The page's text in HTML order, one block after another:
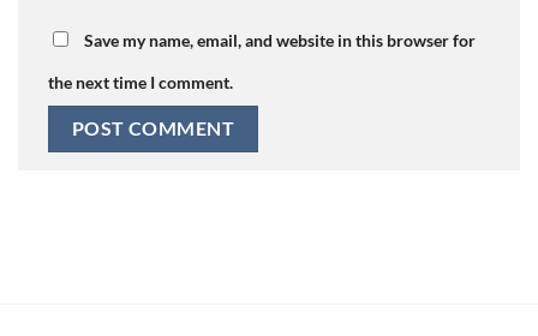
Save my name, email, and website in this browser for
the next time I comment.